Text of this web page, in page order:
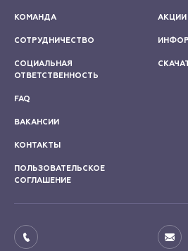
КОМАНДА
СОТРУДНИЧЕСТВО
СОЦИАЛЬНАЯ
ОТВЕТСТВЕННОСТЬ
АКЦИИ
FAQ
ВАКАНСИИ
КОНТАКТЫ
ПОЛЬЗОВАТЕЛЬСКОЕ
СОГЛАШЕНИЕ